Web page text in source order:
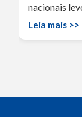
nacionais
Leia mais >>